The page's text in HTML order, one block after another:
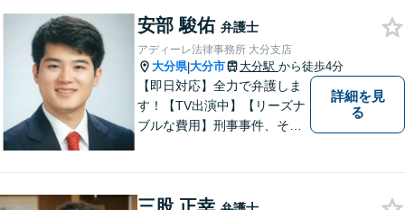
ービスを受けられるべく、社
会正義の実現のために最善を
尽くします。
安部 駿佑 弁護士
アディーレ法律事務所 大分支店
大分県|大分市 大分駅 から徒歩4分
【即日対応】全力で弁護しま
す！【TV出演中】【リーズナ
ブルな費用】刑事事件、その
分駅４分】
詳細を見
る